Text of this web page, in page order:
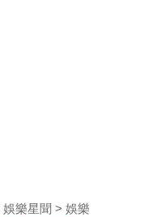
娛樂星聞 娛樂